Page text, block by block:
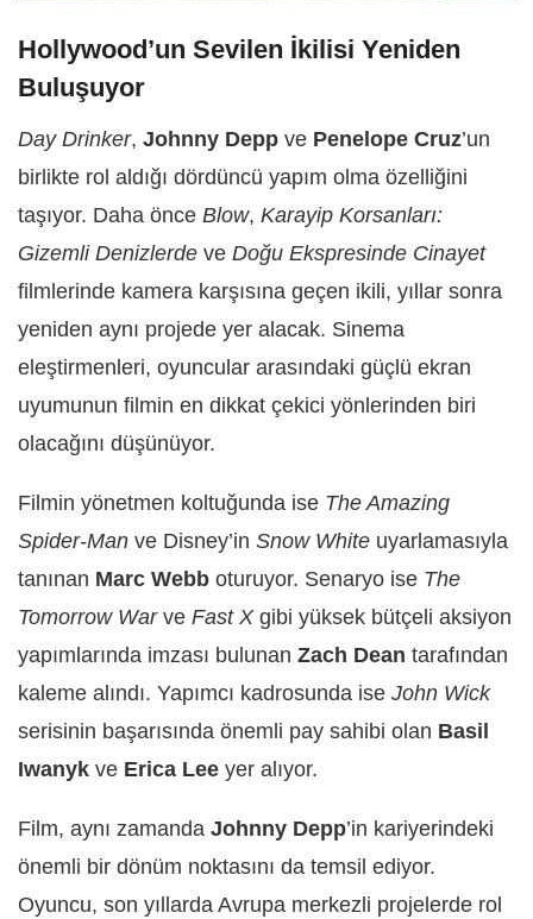
Hollywood’un Sevilen İkilisi Yeniden
Buluşuyor
Day Drinker, Johnny Depp ve Penelope Cruz’un
birlikte rol aldığı dördüncü yapım olma özelliğini
taşıyor. Daha önce Blow, Karayip Korsanları:
Gizemli Denizlerde ve Doğu Ekspresinde Cinayet
filmlerinde kamera karşısına geçen ikili, yıllar sonra
yeniden aynı projede yer alacak. Sinema
eleştirmenleri, oyuncular arasındaki güçlü ekran
uyumunun filmin en dikkat çekici yönlerinden biri
olacağını düşünüyor.
Filmin yönetmen koltuğunda ise The Amazing
Spider-Man ve Disney’in Snow White uyarlamasıyla
tanınan Marc Webb oturuyor. Senaryo ise The
Tomorrow Warve Fast Xgibi yüksek bütçeli aksiyon
yapımlarında imzası bulunan Zach Dean tarafından
kaleme alındı. Yapımcı kadrosunda ise John Wick
serisinin başarısında önemli pay sahibi olan Basil
Iwanyk ve Erica Lee yer alıyor.
Film, aynı zamanda Johnny Depp’in kariyerindeki
önemli bir dönüm noktasını da temsil ediyor.
Oyuncu, son yıllarda Avrupa merkezli projelerde rol